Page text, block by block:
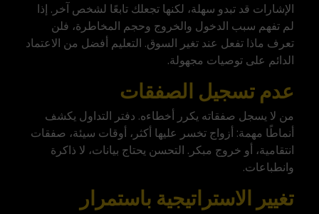
الإشارات قد تبدو سهلة، لكنها تجعلك تابعًا لشخص آخر. إذا
لم تفهم سبب الدخول والخروج وحجم المخاطرة، فلن
تعرف ماذا تفعل عند تغير السوق. التعليم أفضل من الاعتماد
الدائم على توصيات مجهولة.
عدم تسجيل الصفقات
من لا يسجل صفقاته يكرر أخطاءه. دفتر التداول يكشف
أنماطًا مهمة: أزواج تخسر عليها أكثر، أوقات سيئة، صفقات
انتقامية، أو خروج مبكر. التحسن يحتاج بيانات، لا ذاكرة
وانطباعات.
تغيير الاستراتيجية باستمرار